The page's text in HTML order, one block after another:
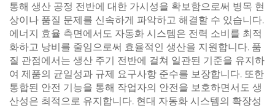
통해 생산 공정 전반에 대한 가시성을 확보함으로써 병목 현
상이나 품질 문제를 신속하게 파악하고 해결할 수 있습니다.
에너지 효율 측면에서도 자동화 시스템은 전력 소비를 최적
화하고 낭비를 줄임으로써 효율적인 생산을 지원합니다. 품
질 관점에서는 생산 주기 전반에 걸쳐 일관된 기준을 유지하
여 제품의 균일성과 규제 요구사항 준수를 보장합니다. 또한
통합된 안전 기능을 통해 작업자의 안전을 보호하면서도 생
산성은 최적으로 유지합니다. 현대 자동화 시스템의 확장성